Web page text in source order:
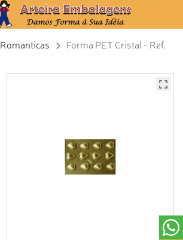
Romanticas
Forma PET Cristal - Ref.